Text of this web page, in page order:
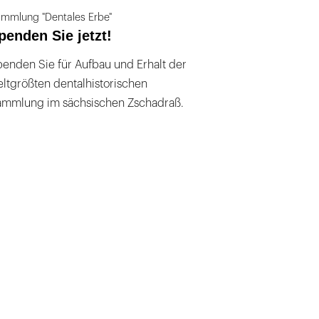
"Dentales Erbe"
Sie jetzt!
Sie für Aufbau und Erhalt der
dentalhistorischen
im sächsischen Zschadraß.